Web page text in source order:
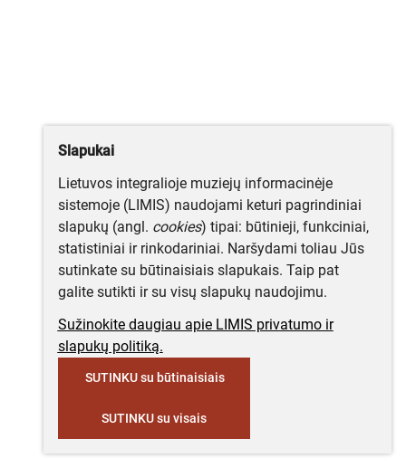
Slapukai
Lietuvos integralioje muziejų informacinėje
sistemoje (LIMIS) naudojami keturi pagrindiniai
slapukų (angl. cookies) tipai: būtinieji, funkciniai,
statistiniai ir rinkodariniai. Naršydami toliau Jūs
sutinkate su būtinaisiais slapukais. Taip pat
galite sutikti ir su visų slapukų naudojimu.
Sužinokite daugiau apie LIMIS privatumo ir
slapukų politiką.
SUTINKU su būtinaisiais
SUTINKU su visais